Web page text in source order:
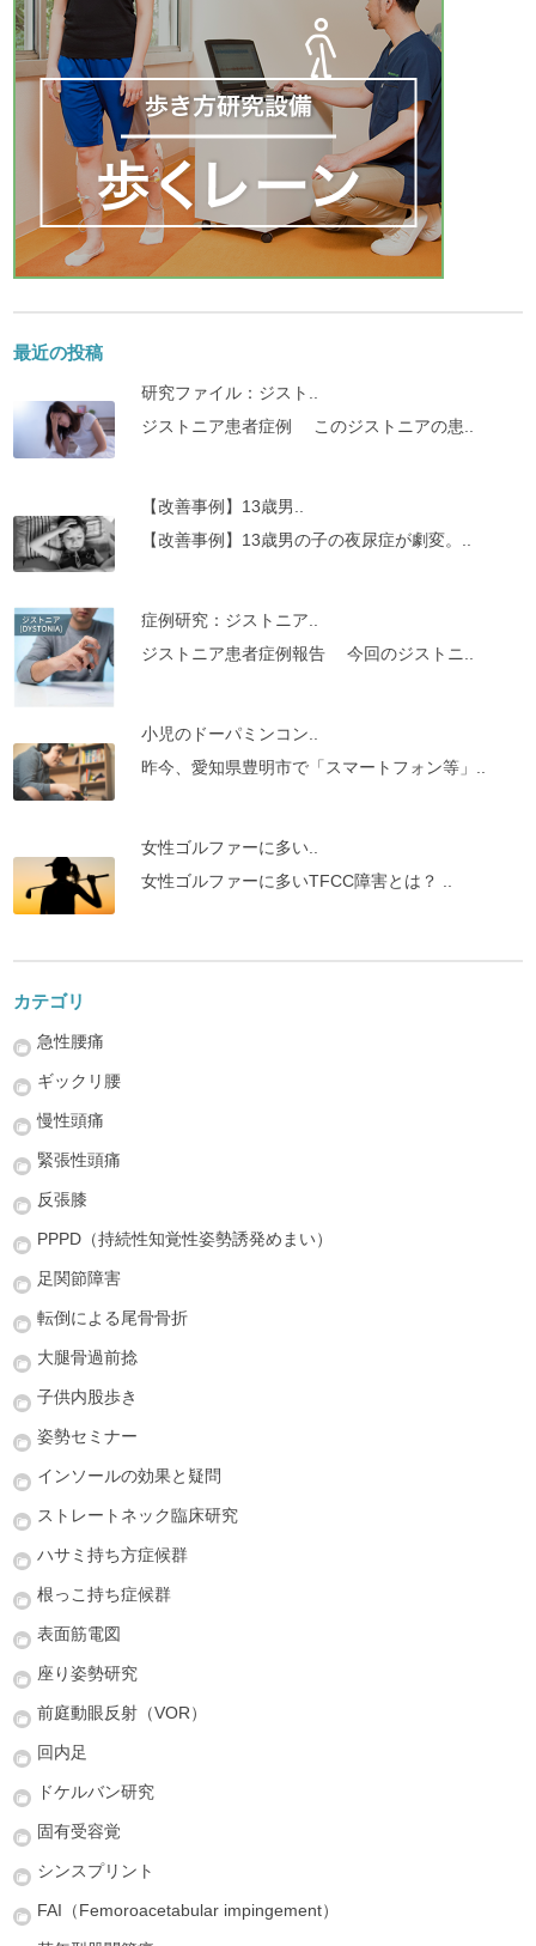
最近の投稿
研究ファイル：ジスト..
ジストニア患者症例 このジストニアの患..
【改善事例】13歳男..
【改善事例】13歳男の子の夜尿症が劇変。..
症例研究：ジストニア..
ジストニア患者症例報告 今回のジストニ..
小児のドーパミンコン..
昨今、愛知県豊明市で「スマートフォン等」..
女性ゴルファーに多い..
女性ゴルファーに多いTFCC障害とは？ ..
カテゴリ
急性腰痛
ギックリ腰
慢性頭痛
緊張性頭痛
反張膝
PPPD（持続性知覚性姿勢誘発めまい）
足関節障害
転倒による尾骨骨折
大腿骨過前捻
子供内股歩き
姿勢セミナー
インソールの効果と疑問
ストレートネック臨床研究
ハサミ持ち方症候群
根っこ持ち症候群
表面筋電図
座り姿勢研究
前庭動眼反射（VOR）
回内足
ドケルバン研究
固有受容覚
シンスプリント
FAI（Femoroacetabular impingement）